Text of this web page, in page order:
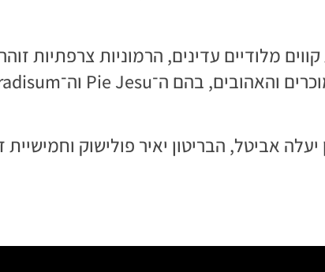
מלודיים עדינים, הרמוניות צרפתיות
אביטל, הבריטון יאיר פולישוק וחמישיית